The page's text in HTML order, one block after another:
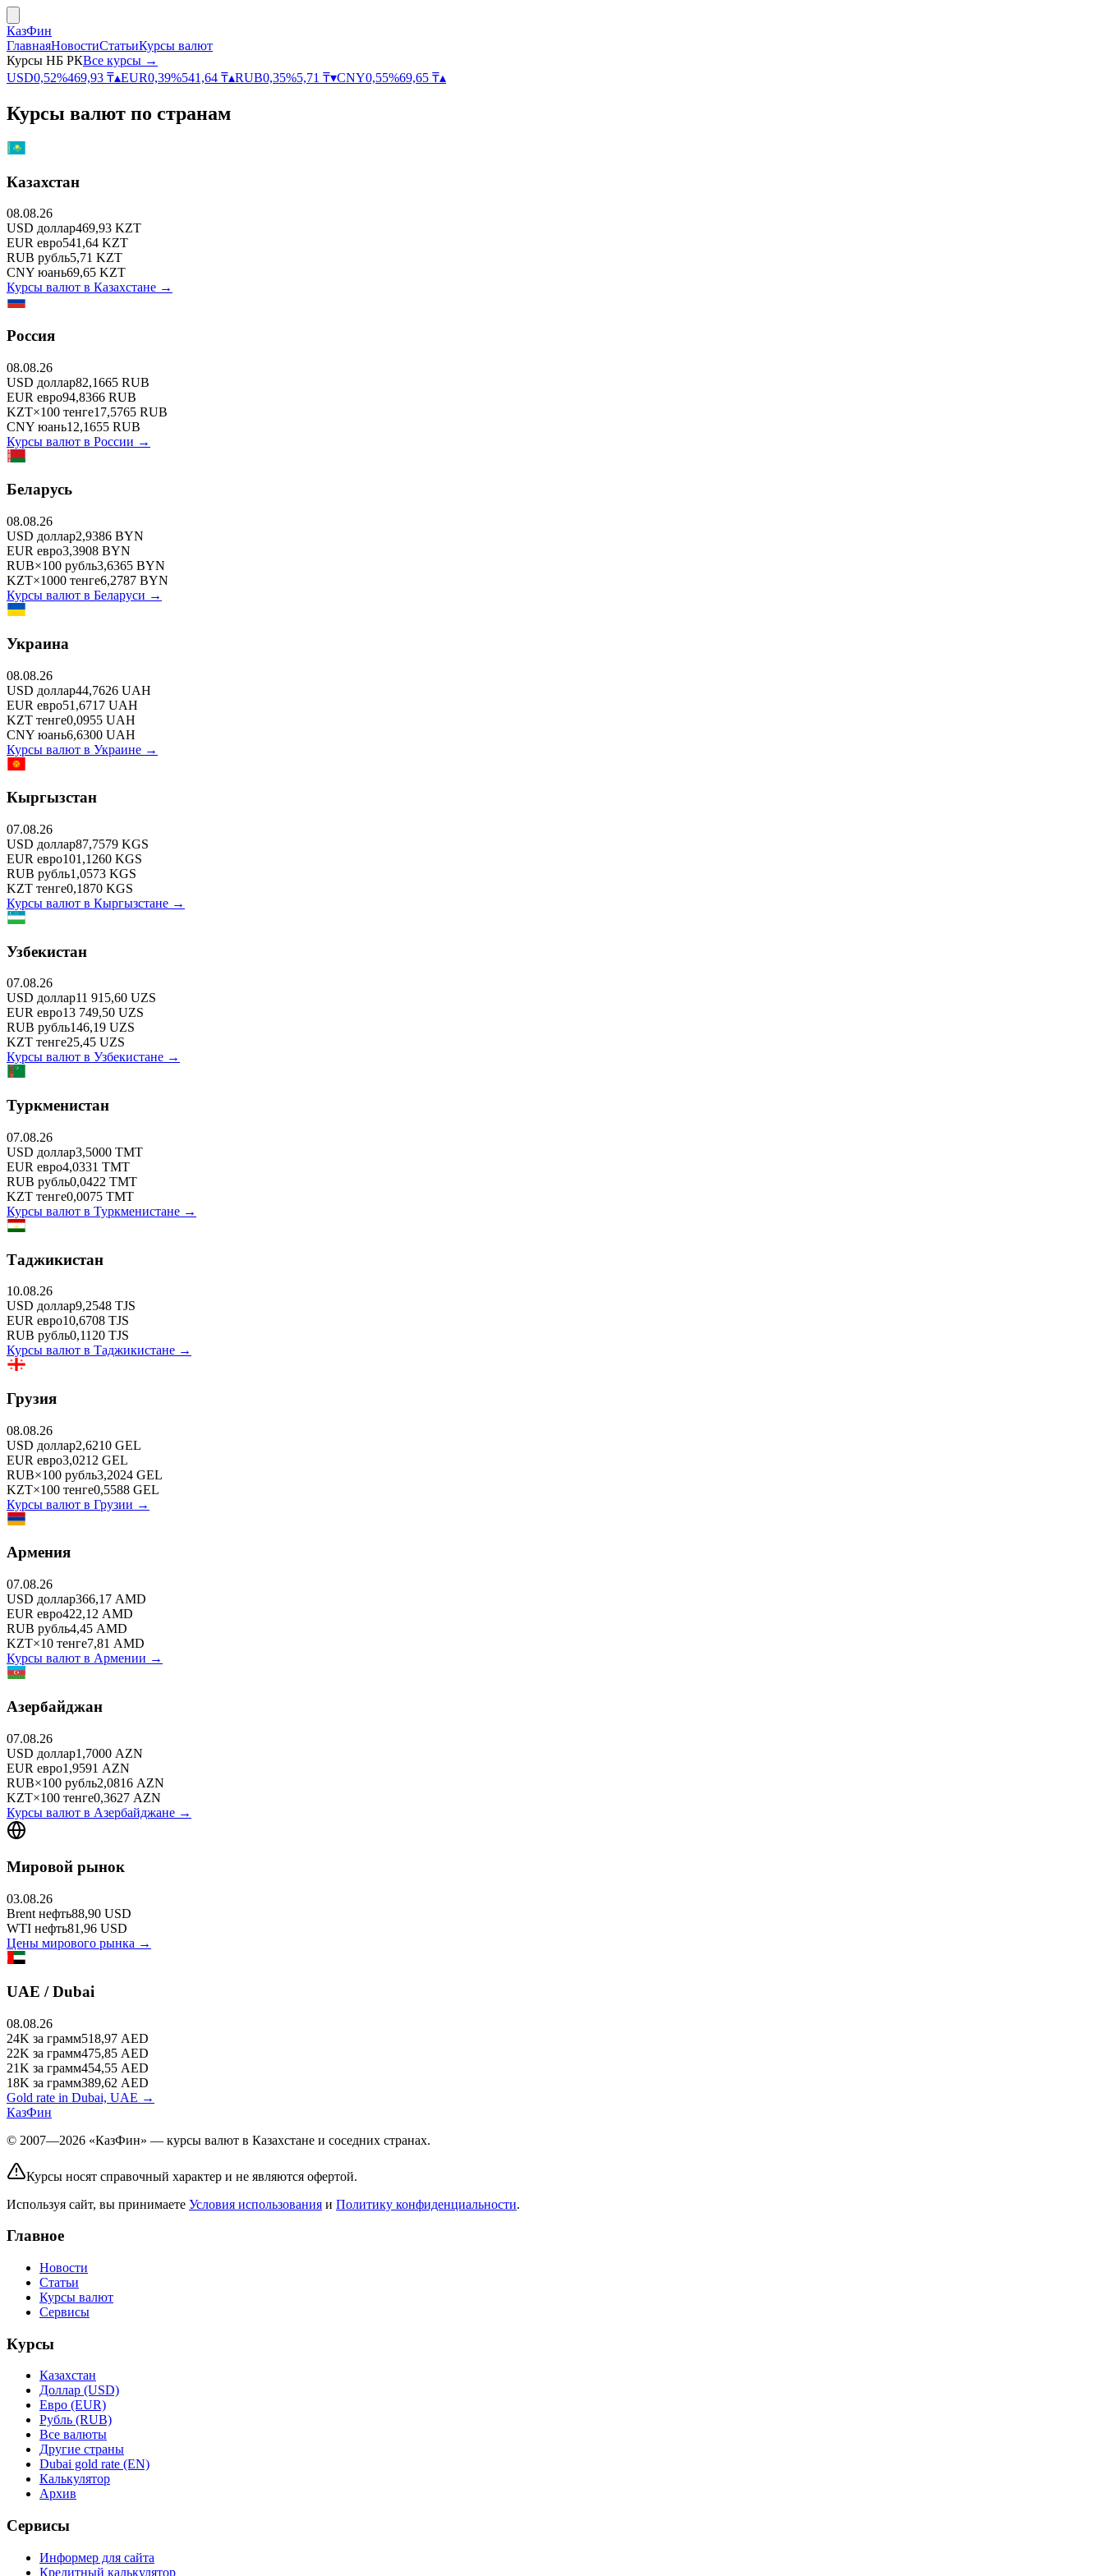
КазФин
ГлавнаяНовостиСтатьиКурсы валют
Курсы НБ РКВсе курсы →
USD0,52%469,93 ₸▴EUR0,39%541,64 ₸▴RUB0,35%5,71 ₸▾CNY0,55%69,65 ₸▴
Курсы валют по странам
Казахстан
08.08.26
USD доллар469,93 KZT
EUR евро541,64 KZT
RUB рубль5,71 KZT
CNY юань69,65 KZT
Курсы валют в Казахстане →
Россия
08.08.26
USD доллар82,1665 RUB
EUR евро94,8366 RUB
KZT×100 тенге17,5765 RUB
CNY юань12,1655 RUB
Курсы валют в России →
Беларусь
08.08.26
USD доллар2,9386 BYN
EUR евро3,3908 BYN
RUB×100 рубль3,6365 BYN
KZT×1000 тенге6,2787 BYN
Курсы валют в Беларуси →
Украина
08.08.26
USD доллар44,7626 UAH
EUR евро51,6717 UAH
KZT тенге0,0955 UAH
CNY юань6,6300 UAH
Курсы валют в Украине →
Кыргызстан
07.08.26
USD доллар87,7579 KGS
EUR евро101,1260 KGS
RUB рубль1,0573 KGS
KZT тенге0,1870 KGS
Курсы валют в Кыргызстане →
Узбекистан
07.08.26
USD доллар11 915,60 UZS
EUR евро13 749,50 UZS
RUB рубль146,19 UZS
KZT тенге25,45 UZS
Курсы валют в Узбекистане →
Туркменистан
07.08.26
USD доллар3,5000 TMT
EUR евро4,0331 TMT
RUB рубль0,0422 TMT
KZT тенге0,0075 TMT
Курсы валют в Туркменистане →
Таджикистан
10.08.26
USD доллар9,2548 TJS
EUR евро10,6708 TJS
RUB рубль0,1120 TJS
Курсы валют в Таджикистане →
Грузия
08.08.26
USD доллар2,6210 GEL
EUR евро3,0212 GEL
RUB×100 рубль3,2024 GEL
KZT×100 тенге0,5588 GEL
Курсы валют в Грузии →
Армения
07.08.26
USD доллар366,17 AMD
EUR евро422,12 AMD
RUB рубль4,45 AMD
KZT×10 тенге7,81 AMD
Курсы валют в Армении →
Азербайджан
07.08.26
USD доллар1,7000 AZN
EUR евро1,9591 AZN
RUB×100 рубль2,0816 AZN
KZT×100 тенге0,3627 AZN
Курсы валют в Азербайджане →
Мировой рынок
03.08.26
Brent нефть88,90 USD
WTI нефть81,96 USD
Цены мирового рынка →
UAE / Dubai
08.08.26
24K за грамм518,97 AED
22K за грамм475,85 AED
21K за грамм454,55 AED
18K за грамм389,62 AED
Gold rate in Dubai, UAE →
КазФин
© 2007—2026 «КазФин» — курсы валют в Казахстане и соседних странах.
Курсы носят справочный характер и не являются офертой.
Используя сайт, вы принимаете Условия использования и Политику конфиденциальности.
Главное
Новости
Статьи
Курсы валют
Сервисы
Курсы
Казахстан
Доллар (USD)
Евро (EUR)
Рубль (RUB)
Все валюты
Другие страны
Dubai gold rate (EN)
Калькулятор
Архив
Сервисы
Информер для сайта
Кредитный калькулятор